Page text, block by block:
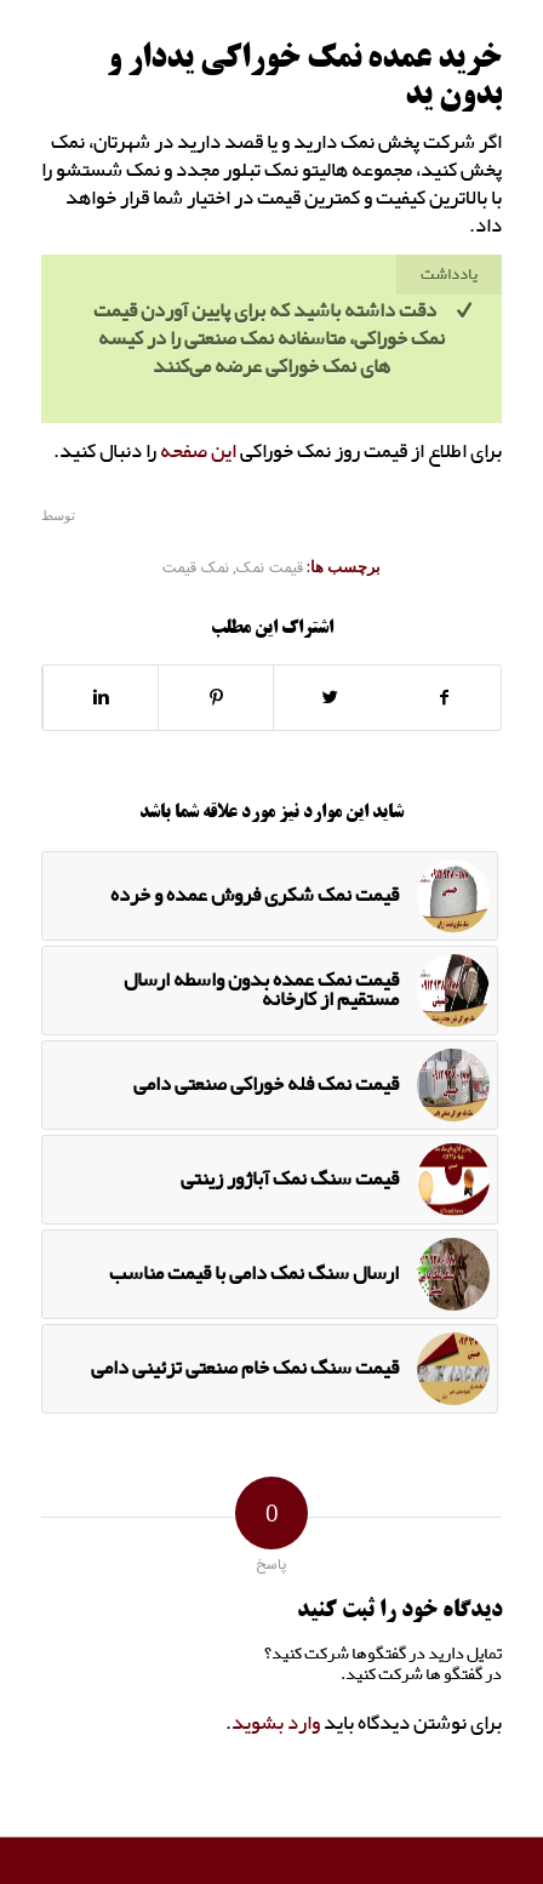
خرید عمده نمک خوراکی یددار و
بدون ید
اگر شرکت پخش نمک دارید و یا قصد دارید در شهرتان، نمک
پخش کنید، مجموعه هالیتو نمک تبلور مجدد و نمک شستشو را
با بالاترین کیفیت و کمترین قیمت در اختیار شما قرار خواهد
داد.
یادداشت
دقت داشته باشید که برای پایین آوردن قیمت
نمک خوراکی، متاسفانه نمک صنعتی را در کیسه
های نمک خوراکی عرضه می‌کنند
برای اطلاع از قیمت روز نمک خوراکیاین صفحهرا دنبال کنید.
توسط
برچسب ها:قیمت نمک, نمک قیمت
اشتراک این مطلب
شاید این موارد نیز مورد علاقه شما باشد
قیمت نمک شکری فروش عمده و خرده
قیمت نمک عمده بدون واسطه ارسال
مستقیم از کارخانه
قیمت نمک فله خوراکی صنعتی دامی
قیمت سنگ نمک آباژور زینتی
ارسال سنگ نمک دامی با قیمت مناسب
قیمت سنگ نمک خام صنعتی تزئینی دامی
0
پاسخ
دیدگاه خود را ثبت کنید
تمایل دارید در گفتگوها شرکت کنید؟
در گفتگو ها شرکت کنید.
برای نوشتن دیدگاه بایدوارد بشوید.